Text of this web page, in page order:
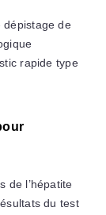
dépistage de
rapide type
de l’hépatite
du test